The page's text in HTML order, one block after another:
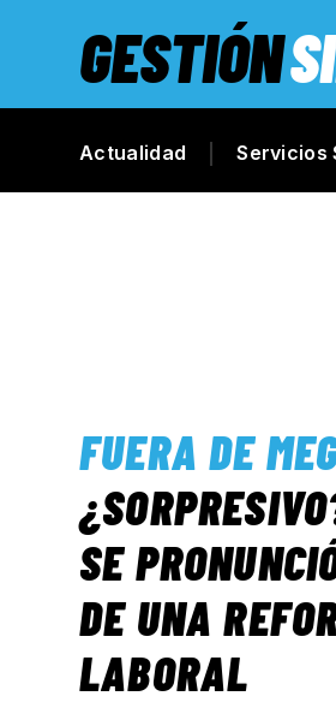
GESTIÓN
Actualidad Servicios
FUERA DE
SE
DE UNA
LABORAL